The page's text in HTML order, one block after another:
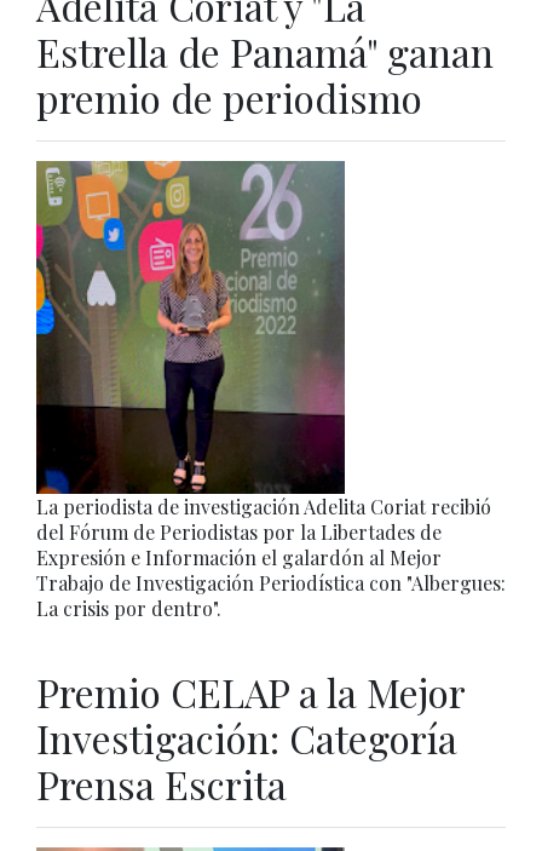
Estrella de Panamá" ganan
premio de periodismo
La periodista de investigación Adelita Coriat recibió
del Fórum de Periodistas por la Libertades de
Expresión e Información el galardón al Mejor
Trabajo de Investigación Periodística con "Albergues:
La crisis por dentro".
Premio CELAP a la Mejor
Investigación: Categoría
Prensa Escrita